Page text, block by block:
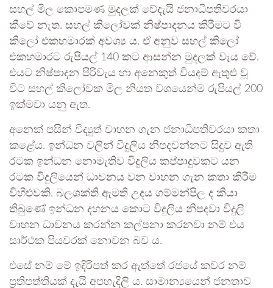
සහල් මිල කොපමණ මුදලක් වේදැයි ජනාධිපතිවරයා
කීවේ නැත. සහල් කිලෝවක් නිෂ්පාදනය කිරීමට වී
කිලෝ එකහමාරක් අවශ්‍ය ය. ඒ අනුව සහල් කිලෝ
එකහමාරට රුපියල් 140 කට ආසන්න මුදලක් වැය වේ.
එයට නිෂ්පාදන පිරිවැය හා අනෙකුත් වියදම් ඇතුළු වූ
විට සහල් කිලෝවක මිල නියත වශයෙන්ම රුපියල් 200
ඉක්මවා යනු ඇත.
අනෙක් පසින් විද්‍යුත් වාහන ගැන ජනාධිපතිවරයා කතා
කළේය. ඉන්ධන වලින් විදුලිය නිපදවන්නට සිදුව ඇති
රටක ඉන්ධන නොමැතිව විදුලිය කප්පාදුවකට යන
රටක විදුලියෙන් ධාවනය වන වාහන ගැන කතා කිරීම
විහිළුවකි. බලශක්ති ඇමති උදය ගම්මන්පිල ද කියා
තිබුණේ ඉන්ධන දහනය කොට විදුලිය නිපදවා විදුලි
වාහන ධාවනය කරන්න කල්පනා කරනවා නම් එය
සාර්ථක පියවරක් නොවන බව ය.
එසේ නම් මේ ඉදිරිපත් කර ඇත්තේ රජයේ කවර නම්
ප්‍රතිපත්තියක් දැයි අපහැදිලි ය. සාමාන්‍යයෙන් ජනතාව